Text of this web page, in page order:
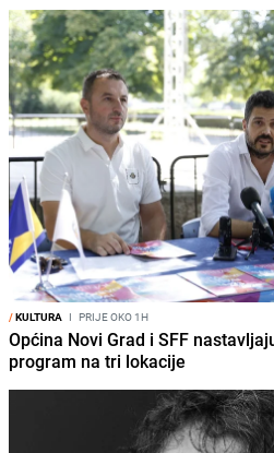
/KULTURA I PRIJE OKO 1H
Općina Novi Grad i SFF
program na tri lokacije